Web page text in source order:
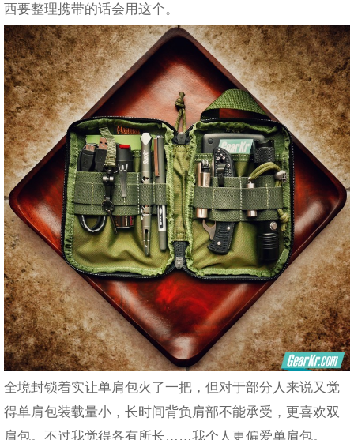
西要整理携带的话会用这个。
全境封锁着实让单肩包火了一把，但对于部分人来说又觉
得单肩包装载量小，长时间背负肩部不能承受，更喜欢双
肩包。不过我觉得各有所长……我个人更偏爱单肩包。